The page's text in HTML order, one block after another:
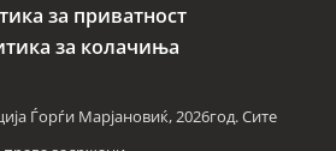
за приватност
за колачиња
Ѓорѓи Марјановиќ, 2026год. Сите